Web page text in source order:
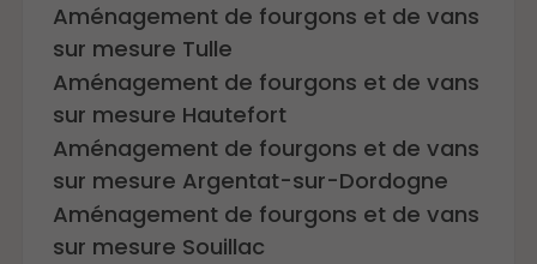
Aménagement de fourgons et de vans
sur mesure Tulle
Aménagement de fourgons et de vans
sur mesure Hautefort
Aménagement de fourgons et de vans
sur mesure Argentat-sur-Dordogne
Aménagement de fourgons et de vans
sur mesure Souillac